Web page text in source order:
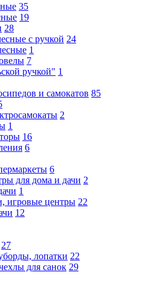
35
19
28
с ручкой 24
1
7
ручкой" 1
и самокатов 85
2
1
16
6
6
для дома и дачи 2
1
игровые центры 22
12
27
лопатки 22
для санок 29